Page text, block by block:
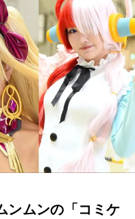
ンムンの「コミケ